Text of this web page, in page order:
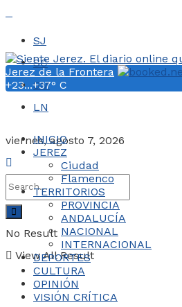
SJ
SC
SM
LN
viernes, agosto 7, 2026
No Result
View All Result
Jerez de la Frontera
+23...+37° C
INICIO
JEREZ
Ciudad
Flamenco
TERRITORIOS
PROVINCIA
ANDALUCÍA
NACIONAL
INTERNACIONAL
DEPORTES
CULTURA
OPINIÓN
VISIÓN CRÍTICA